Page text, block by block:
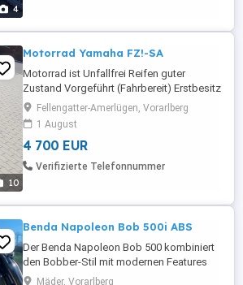
4
10
Motorrad Yamaha FZ!-SA
Motorrad ist Unfallfrei Reifen guter
Zustand Vorgeführt (Fahrbereit) Erstbesitz
viel Zubehör 79711 km
Fellengatter-Amerlügen, Vorarlberg
1 August
4 700 EUR
Verifizierte Telefonnummer
Benda Napoleon Bob 500i ABS
Der Benda Napoleon Bob 500 kombiniert
den Bobber-Stil mit modernen Features
und einem V-Twin-Motor. Motor: Der
Mäder, Vorarlberg